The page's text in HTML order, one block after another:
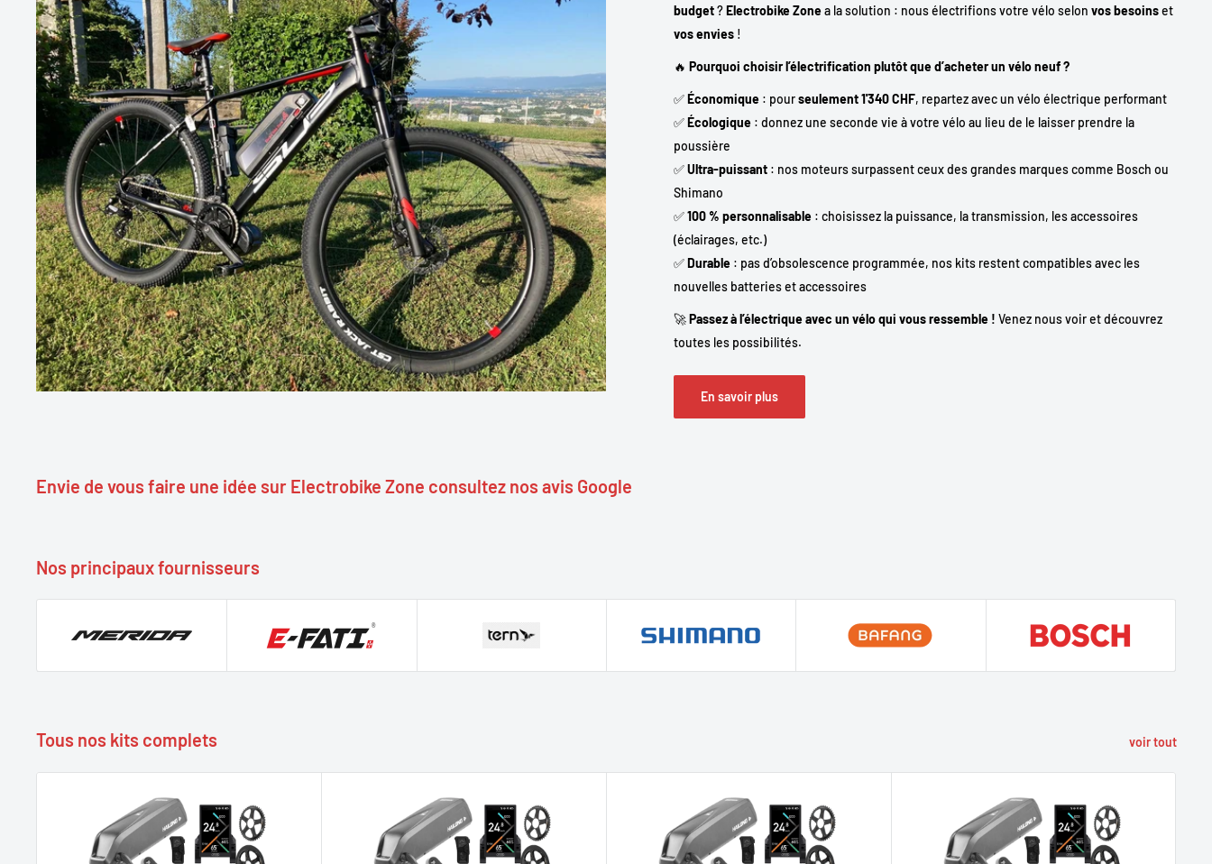
budget?Electrobike Zonea la solution : nous électrifions votre vélo selon vos besoinset
vos envies !
🔥 Pourquoi choisir l’électrification plutôt que d’acheter un vélo neuf ?
✅Économique : pourseulement 1'340 CHF, repartez avec un vélo électrique performant
✅Écologique : donnez une seconde vie à votre vélo au lieu de le laisser prendre la
poussière
✅Ultra-puissant : nos moteurs surpassent ceux des grandes marques comme Bosch ou
Shimano
✅100 % personnalisable : choisissez la puissance, la transmission, les accessoires
(éclairages, etc.)
✅Durable : pas d’obsolescence programmée, nos kits restent compatibles avec les
nouvelles batteries et accessoires
🚀Passez à l’électrique avec un vélo qui vous ressemble ! Venez nous voir et découvrez
toutes les possibilités.
En savoir plus
Envie de vous faire une idée sur Electrobike Zone consultez nos avis Google
Nos principaux fournisseurs
Tous nos kits complets voir tout